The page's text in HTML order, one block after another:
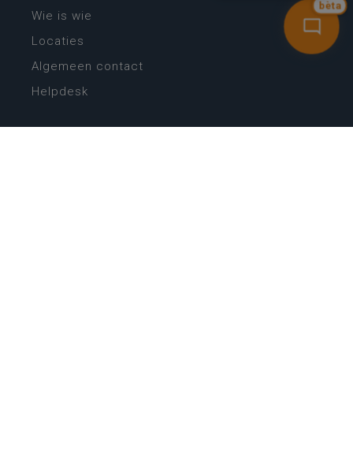
bèta
Wie is wie
Locaties
Algemeen contact
Helpdesk